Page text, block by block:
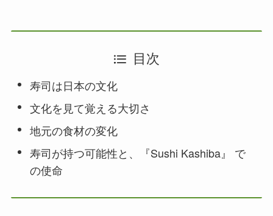
目次
寿司は日本の文化
文化を見て覚える大切さ
地元の食材の変化
寿司が持つ可能性と、『Sushi Kashiba』 で
の使命